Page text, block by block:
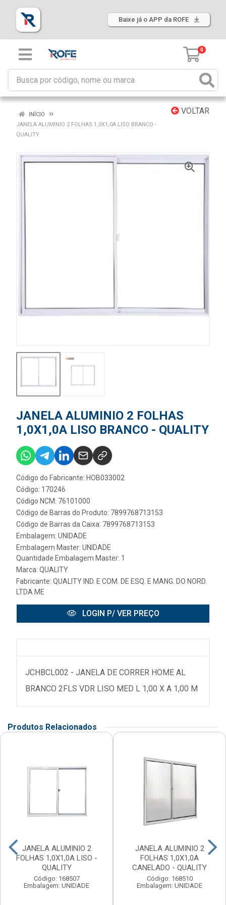
Baixe já o APP da ROFE
0
VOLTAR
INÍCIO
JANELA ALUMINIO 2 FOLHAS 1,0X1,0A LISO BRANCO -
QUALITY
JANELA ALUMINIO 2 FOLHAS
1,0X1,0A LISO BRANCO - QUALITY
Código do Fabricante: HOB033002
Código: 170246
Código NCM: 76101000
Código de Barras do Produto: 7899768713153
Código de Barras da Caixa: 7899768713153
Embalagem: UNIDADE
Embalagem Master: UNIDADE
Quantidade Embalagem Master: 1
Marca: QUALITY
Fabricante: QUALITY IND. E COM. DE ESQ. E MANG. DO NORD.
LTDA ME
LOGIN P/ VER PREÇO
JCHBCL002 - JANELA DE CORRER HOME AL
BRANCO 2FLS VDR LISO MED L 1,00 X A 1,00 M
Produtos Relacionados
JANELA ALUMINIO 2
FOLHAS 1,0X1,0A LISO -
QUALITY
Código: 168507
Embalagem: UNIDADE
JANELA ALUMINIO 2
FOLHAS 1,0X1,0A
CANELADO - QUALITY
Código: 168510
Embalagem: UNIDADE